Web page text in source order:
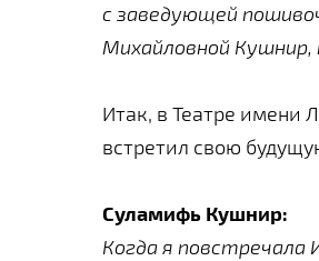
с заведующей
Михайловной Кушнир,
Итак, в Театре имени
встретил свою
Суламифь Кушнир:
Когда я повстречала